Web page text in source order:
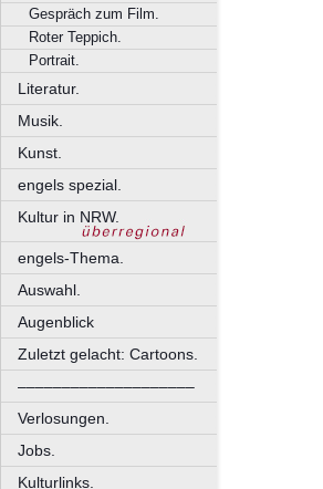
Gespräch zum Film.
Roter Teppich.
Portrait.
Literatur.
Musik.
Kunst.
engels spezial.
Kultur in NRW.
engels-Thema.
Auswahl.
Augenblick
Zuletzt gelacht: Cartoons.
––––––––––––––––––––
Verlosungen.
Jobs.
Kulturlinks.